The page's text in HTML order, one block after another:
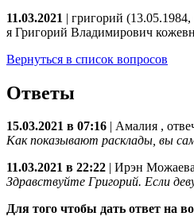
11.03.2021 | григорий
я Григорий Владимирович
Вернуться в список вопросов
Ответы
15.03.2021 в 07:16 Амалия ,
Как показывают расклады, вы
11.03.2021 в 22:22
Ирэн
Здравствуйте Григорий. Если
Для того чтобы дать ответ на